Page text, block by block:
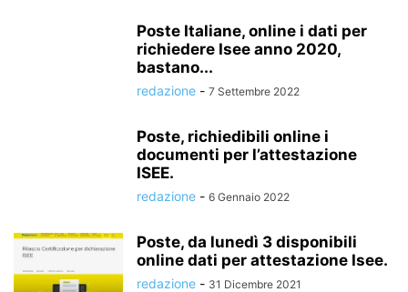
Poste Italiane, online i dati per
richiedere Isee anno 2020,
bastano...
redazione - 7 Settembre 2022
Poste, richiedibili online i
documenti per l’attestazione
ISEE.
redazione - 6 Gennaio 2022
Poste, da lunedì 3 disponibili
online dati per attestazione Isee.
redazione - 31 Dicembre 2021